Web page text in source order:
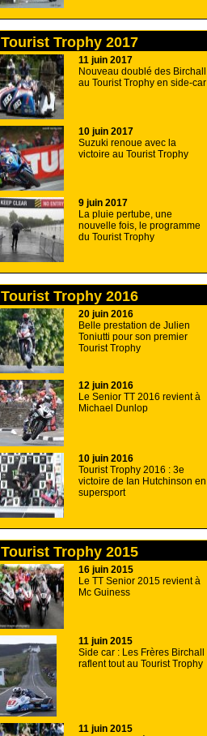
Tourist Trophy 2017
11 juin 2017
Nouveau doublé des Birchall
au Tourist Trophy en side-car
10 juin 2017
Suzuki renoue avec la
victoire au Tourist Trophy
9 juin 2017
La pluie pertube, une
nouvelle fois, le programme
du Tourist Trophy
Tourist Trophy 2016
20 juin 2016
Belle prestation de Julien
Toniutti pour son premier
Tourist Trophy
12 juin 2016
Le Senior TT 2016 revient à
Michael Dunlop
10 juin 2016
Tourist Trophy 2016 : 3e
victoire de Ian Hutchinson en
supersport
Tourist Trophy 2015
16 juin 2015
Le TT Senior 2015 revient à
Mc Guiness
11 juin 2015
Side car : Les Frères Birchall
raflent tout au Tourist Trophy
11 juin 2015